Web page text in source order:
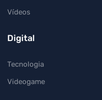
Vídeos
Digital
Tecnologia
Videogame